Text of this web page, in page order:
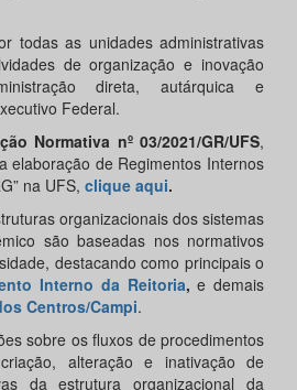
todas as unidades administrativas
de organização e inovação
direta, autárquica e
Federal.
Normativa nº 03/2021/GR/UFS,
elaboração de Regimentos Internos
na UFS, clique aqui.
organizacionais dos sistemas
são baseadas nos normativos
destacando como principais o
Interno da Reitoria,e demais
Centros/Campi.
sobre os fluxos de procedimentos
alteração e inativação de
da estrutura organizacional da